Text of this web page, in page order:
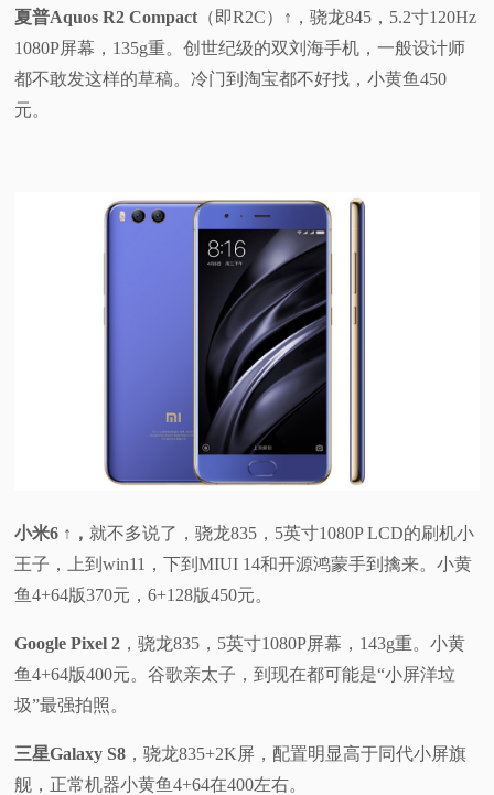
夏普Aquos R2 Compact （即R2C）↑，骁龙845，5.2寸120Hz
1080P屏幕，135g重。创世纪级的双刘海手机，一般设计师
都不敢发这样的草稿。冷门到淘宝都不好找，小黄鱼450
元。
小米6 ↑， 就不多说了，骁龙835，5英寸1080P LCD的刷机小
王子，上到win11，下到MIUI 14和开源鸿蒙手到擒来。小黄
鱼4+64版370元，6+128版450元。
Google Pixel 2 ，骁龙835，5英寸1080P屏幕，143g重。小黄
鱼4+64版400元。谷歌亲太子，到现在都可能是“小屏洋垃
圾”最强拍照。
三星Galaxy S8 ，骁龙835+2K屏，配置明显高于同代小屏旗
舰，正常机器小黄鱼4+64在400左右。